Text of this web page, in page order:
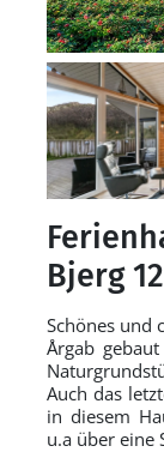
Bjerg
Schönes und
Årgab
Auch das
in diesem
u.a über eine